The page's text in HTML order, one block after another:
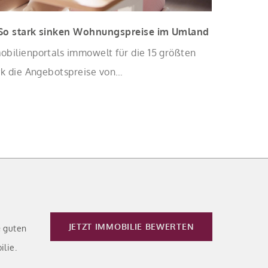
stark sinken Wohnungspreise im Umland
immowelt für die 15 größten
die Angebotspreise von
guten
JETZT IMMOBILIE BEWERTEN